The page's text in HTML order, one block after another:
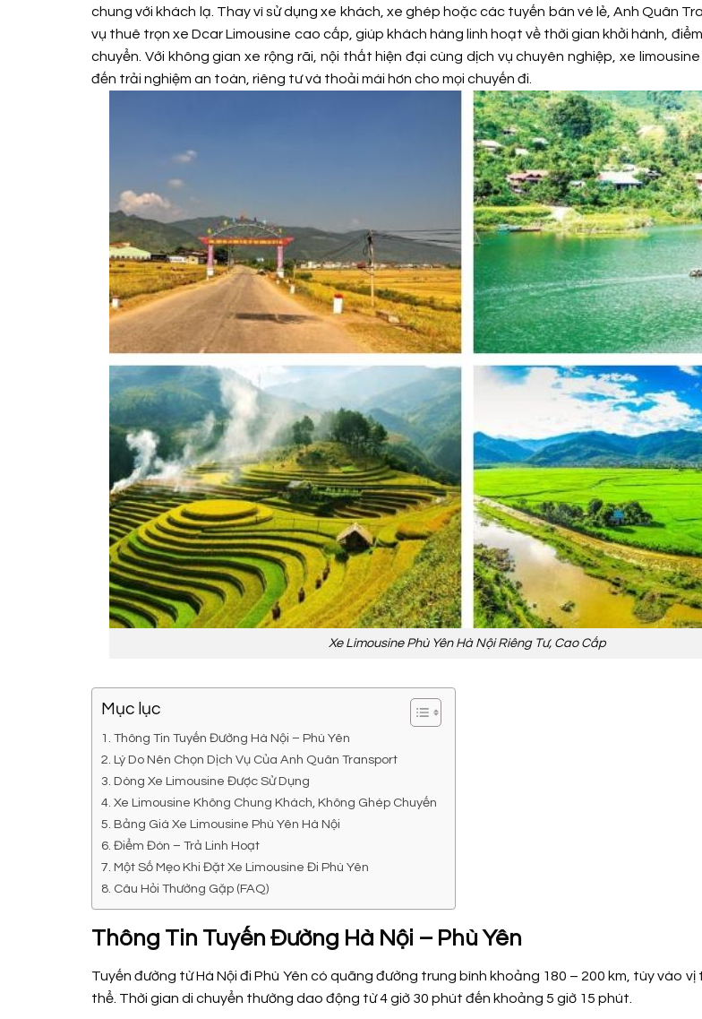
chung với khách lạ. Thay vì sử dụng xe khách, xe ghép hoặc các tuyến bán vé lẻ, Anh Quân
vụ thuê trọn xe Dcar Limousine cao cấp, giúp khách hàng linh hoạt về thời gian khởi hành,
chuyển. Với không gian xe rộng rãi, nội thất hiện đại cùng dịch vụ chuyên nghiệp, xe limousine
đến trải nghiệm an toàn, riêng tư và thoải mái hơn cho mọi chuyến đi.
Xe Limousine Phù Yên Hà Nội Riêng Tư, Cao Cấp
Mục lục
Thông Tin Tuyến Đường Hà Nội – Phù Yên
Lý Do Nên Chọn Dịch Vụ Của Anh Quân Transport
Dòng Xe Limousine Được Sử Dụng
Xe Limousine Không Chung Khách, Không Ghép Chuyến
Bảng Giá Xe Limousine Phù Yên Hà Nội
Điểm Đón – Trả Linh Hoạt
Một Số Mẹo Khi Đặt Xe Limousine Đi Phù Yên
Câu Hỏi Thường Gặp (FAQ)
Thông Tin Tuyến Đường Hà Nội – Phù Yên
Tuyến đường từ Hà Nội đi Phù Yên có quãng đường trung bình khoảng 180 – 200 km, tùy vào
thể. Thời gian di chuyển thường dao động từ 4 giờ 30 phút đến khoảng 5 giờ 15 phút.